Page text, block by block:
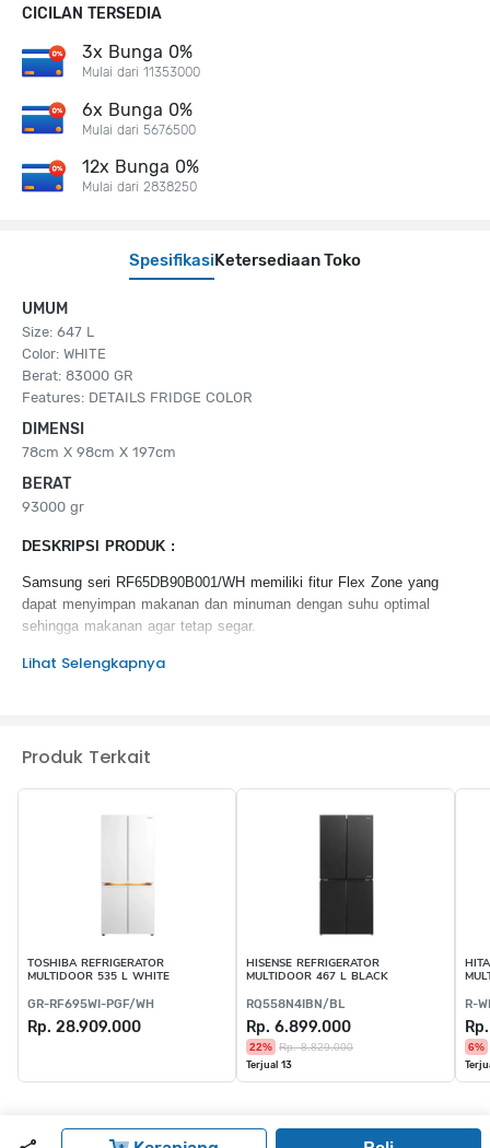
SpesifikasiKetersediaan Toko
UMUM
Size: 647 L
Color: WHITE
Berat: 83000 GR
Features: DETAILS FRIDGE COLOR
DIMENSI
78cm X 98cm X 197cm
BERAT
93000 gr
DESKRIPSI PRODUK :
Samsung seri RF65DB90B001/WH memiliki fitur Flex Zone yang
dapat menyimpan makanan dan minuman dengan suhu optimal
sehingga makanan agar tetap segar.
KEUNGGULAN PRODUK :
UV Deodorizer
Lihat Selengkapnya
CICILAN TERSEDIA
3x Bunga 0%
Mulai dari 11353000
6x Bunga 0%
Mulai dari 5676500
12x Bunga 0%
Mulai dari 2838250
Produk Terkait
TOSHIBA REFRIGERATOR
MULTIDOOR 535 L WHITE
GR-RF695WI-PGF/WH
Rp. 28.909.000
HISENSE REFRIGERATOR
MULTIDOOR 467 L BLACK
RQ558N4IBN/BL
Rp. 6.899.000
22% Rp. 8.829.000
Terjual 13
R-
6%